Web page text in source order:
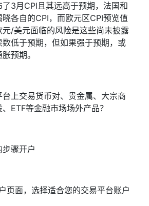
3月 CPI且其远高于预期，法国和
晓各自的CPI，而欧元区CPI预览值
元/美元面临的风险是这些尚未披露
低于预期，但如果强于预期，或
预期。
上交易货币对、贵金属、大宗商
ETF等金融市场场外产品？
骤开户
页面，选择适合您的交易平台账户